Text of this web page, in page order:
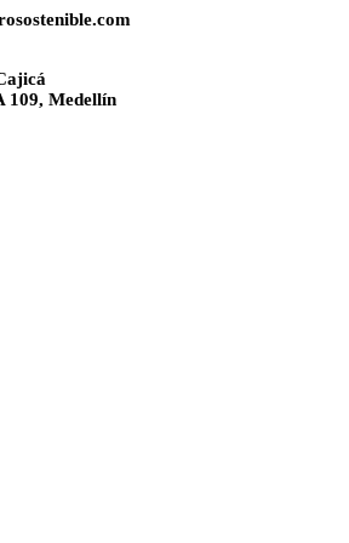
109, Medellín